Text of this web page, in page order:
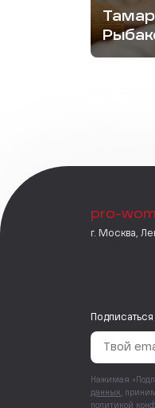
pro-
г. Москва,
Нажимая
данных ,
политикой